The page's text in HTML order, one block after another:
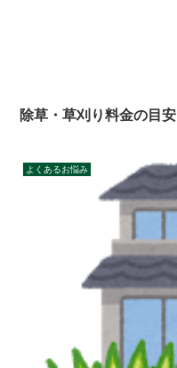
除草・草刈り料金の目安
よくあるお悩み